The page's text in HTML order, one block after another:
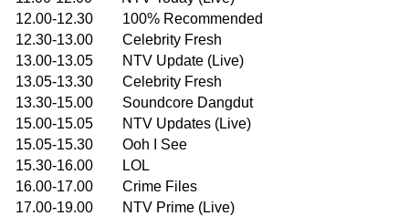
12.00-12.30 100% Recommended
12.30-13.00 Celebrity Fresh
13.00-13.05 NTV Update (Live)
13.05-13.30 Celebrity Fresh
13.30-15.00 Soundcore Dangdut
15.00-15.05 NTV Updates (Live)
15.05-15.30 Ooh I See
15.30-16.00 LOL
16.00-17.00 Crime Files
17.00-19.00 NTV Prime (Live)